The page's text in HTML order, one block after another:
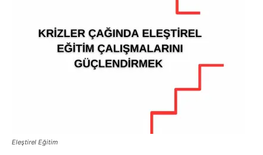
Eleştirel Eğitim